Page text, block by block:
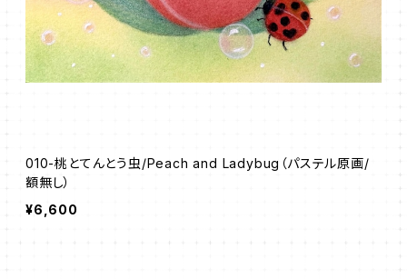
010-桃とてんとう虫/Peach and Ladybug（パステル原画/
額無し）
¥6,600